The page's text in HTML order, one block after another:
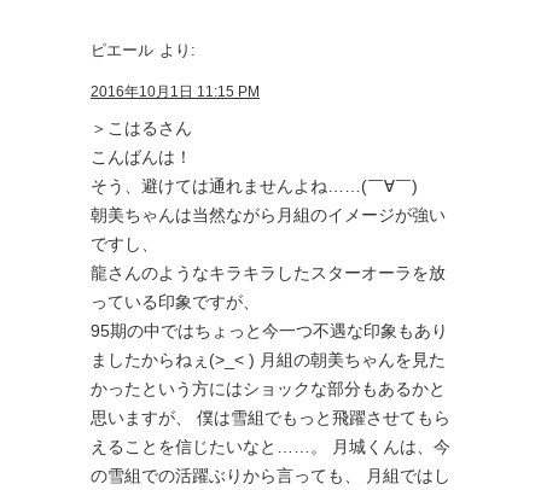
ピエール より:
2016年10月1日 11:15 PM
＞こはるさん
こんばんは！
そう、避けては通れませんよね……(￣∀￣)
朝美ちゃんは当然ながら月組のイメージが強い
ですし、
龍さんのようなキラキラしたスターオーラを放
っている印象ですが、
95期の中ではちょっと今一つ不遇な印象もあり
ましたからねぇ(>_< ) 月組の朝美ちゃんを見た
かったという方にはショックな部分もあるかと
思いますが、 僕は雪組でもっと飛躍させてもら
えることを信じたいなと……。 月城くんは、今
の雪組での活躍ぶりから言っても、 月組ではし